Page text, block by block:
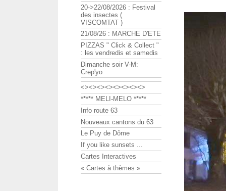
20->22/08/2026 : Festival
des insectes (
VISCOMTAT )
21/08/26 : MARCHE D'ETE
PIZZAS " Click & Collect "
: les vendredis et samedis
Dimanche soir V-M:
Crep'yo
<><><><><><><><>
***** MELI-MELO *****
Info route 63
Nouveaux cantons du 63
Le Puy de Dôme
If you like sunsets ...
Cartes Interactives
« Cartes à thèmes »